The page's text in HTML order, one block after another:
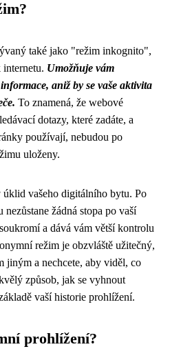
také jako "režim inkognito",
Umožňuje vám
aniž by se vaše aktivita
To znamená, že webové
dotazy, které zadáte, a
používají, nebudou po
uloženy.
úklid vašeho digitálního bytu. Po
žádná stopa po vaší
a dává vám větší kontrolu
režim je obzvláště užitečný,
jiným a nechcete, aby viděl, co
způsob, jak se vyhnout
vaší historie prohlížení.
prohlížení?